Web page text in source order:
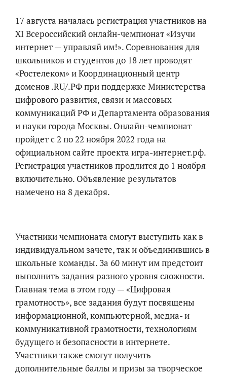
17 августа началась регистрация участников на
XI Всероссийский онлайн-чемпионат «Изучи
интернет — управляй им!». Соревнования для
школьников и студентов до 18 лет проводят
«Ростелеком» и Координационный центр
доменов .RU/.РФ при поддержке Министерства
цифрового развития, связи и массовых
коммуникаций РФ и Департамента образования
и науки города Москвы. Онлайн-чемпионат
пройдет с 2 по 22 ноября 2022 года на
официальном сайте проекта игра-интернет.рф.
Регистрация участников продлится до 1 ноября
включительно. Объявление результатов
намечено на 8 декабря.
Участники чемпионата смогут выступить как в
индивидуальном зачете, так и объединившись в
школьные команды. За 60 минут им предстоит
выполнить задания разного уровня сложности.
Главная тема в этом году — «Цифровая
грамотность», все задания будут посвящены
информационной, компьютерной, медиа- и
коммуникативной грамотности, технологиям
будущего и безопасности в интернете.
Участники также смогут получить
дополнительные баллы и призы за творческое